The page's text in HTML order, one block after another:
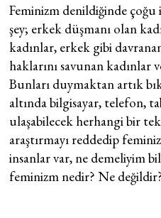
Feminizm denildiğinde çoğu
şey; erkek düşmanı olan
kadınlar, erkek gibi
haklarını savunan kadınlar
Bunları duymaktan artık
altında bilgisayar, telefon,
ulaşabilecek herhangi bir
araştırmayı reddedip
insanlar var, ne demeliyim
feminizm nedir? Ne